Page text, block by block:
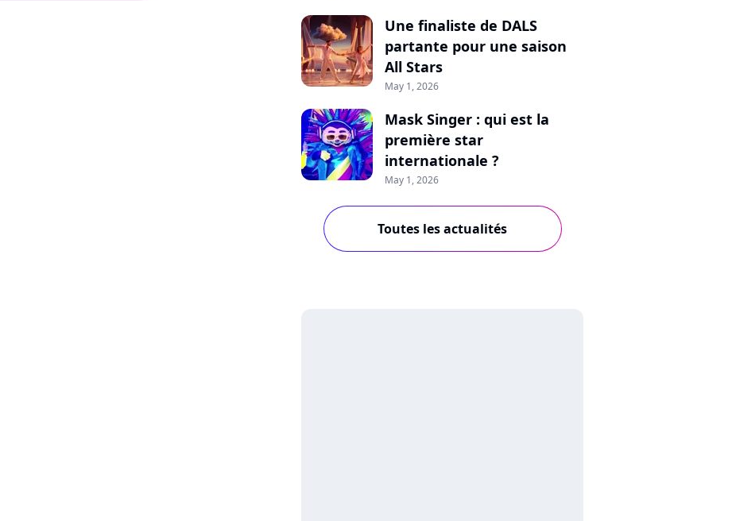
Une finaliste de DALS
partante pour une saison
All Stars
May 1, 2026
Mask Singer : qui est la
première star
internationale ?
May 1, 2026
Toutes les actualités